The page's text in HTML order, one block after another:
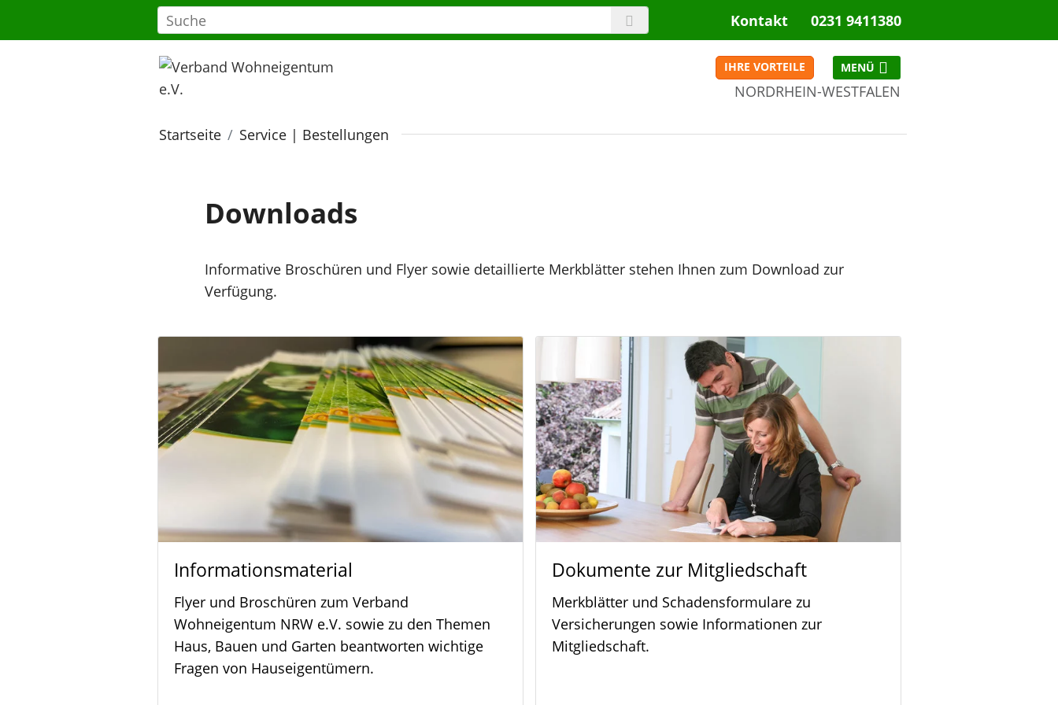
Kontakt 0231 9411380
IHRE VORTEILE
NORDRHEIN-WESTFALEN
Startseite Service | Bestellungen
Downloads
Informative Broschüren und Flyer sowie detaillierte Merkblätter stehen Ihnen zum Download zur
Verfügung.
Informationsmaterial
Flyer und Broschüren zum Verband
Wohneigentum NRW e.V. sowie zu den Themen
Haus, Bauen und Garten beantworten wichtige
Fragen von Hauseigentümern.
Dokumente zur Mitgliedschaft
Merkblätter und Schadensformulare zu
Versicherungen sowie Informationen zur
Mitgliedschaft.